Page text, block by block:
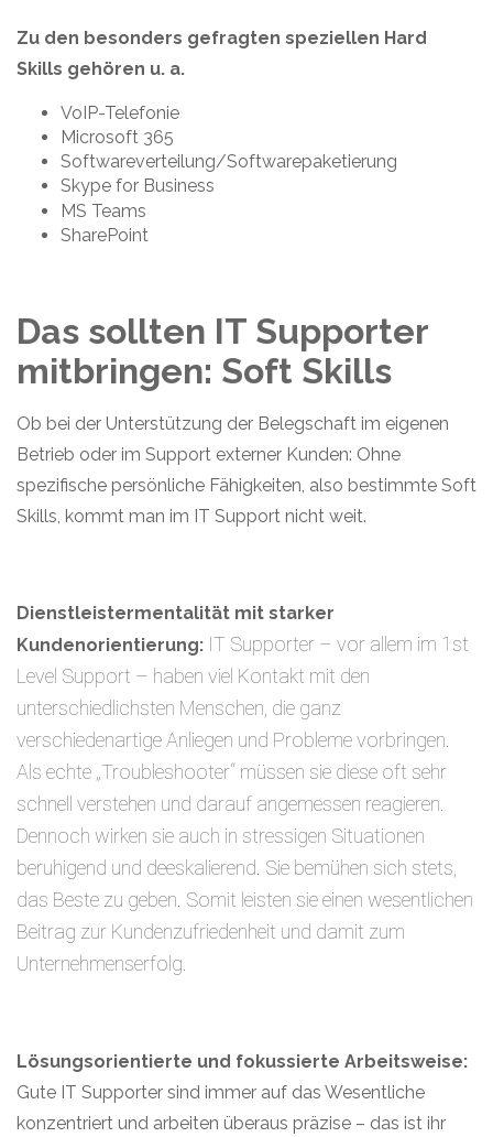
Zu den besonders gefragten speziellen Hard
Skills gehören u. a.
VoIP-Telefonie
Microsoft 365
Softwareverteilung/Softwarepaketierung
Skype for Business
MS Teams
SharePoint
Das sollten IT Supporter
mitbringen: Soft Skills
Ob bei der Unterstützung der Belegschaft im eigenen
Betrieb oder im Support externer Kunden: Ohne
spezifische persönliche Fähigkeiten, also bestimmte Soft
Skills, kommt man im IT Support nicht weit.
Dienstleistermentalität mit starker
Kundenorientierung: IT Supporter – vor allem im 1st
Level Support – haben viel Kontakt mit den
unterschiedlichsten Menschen, die ganz
verschiedenartige Anliegen und Probleme vorbringen.
Als echte „Troubleshooter“ müssen sie diese oft sehr
schnell verstehen und darauf angemessen reagieren.
Dennoch wirken sie auch in stressigen Situationen
beruhigend und deeskalierend. Sie bemühen sich stets,
das Beste zu geben. Somit leisten sie einen wesentlichen
Beitrag zur Kundenzufriedenheit und damit zum
Unternehmenserfolg.
Lösungsorientierte und fokussierte Arbeitsweise:
Gute IT Supporter sind immer auf das Wesentliche
konzentriert und arbeiten überaus präzise – das ist ihr